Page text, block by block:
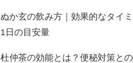
ぬか玄の飲み方｜効果的なタイ
1日の目安量
杜仲茶の効能とは？便秘対策と